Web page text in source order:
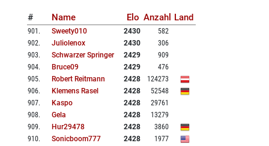
# Name Elo Anzahl Land
901 . Sweety010 2430
582
902. Juliolenox 2430
306
903. Schwarzer Springer 2429
909
904. Bruce09 2429
476
905. Robert Reitmann 2428
124273
906. Klemens Rasel 2428
52548
907. Kaspo 2428
29761
908. Gela 2428
13279
909. Hur29478 2428
3860
910. Sonicboom777 2428
1977